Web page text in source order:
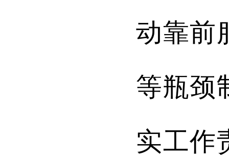
动靠前
等瓶颈
实工作